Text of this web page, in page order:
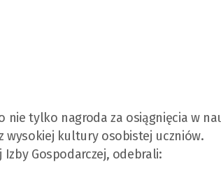
nie tylko nagroda za osiągnięcia w
wysokiej kultury osobistej uczniów.
Izby Gospodarczej, odebrali: